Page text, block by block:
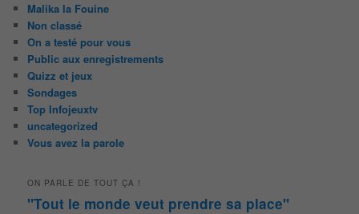
Malika la Fouine
Non classé
On a testé pour vous
Public aux enregistrements
Quizz et jeux
Sondages
Top Infojeuxtv
uncategorized
Vous avez la parole
ON PARLE DE TOUT ÇA !
"Tout le monde veut prendre sa place"